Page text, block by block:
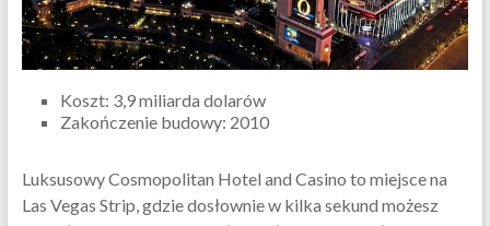
Koszt: 3,9 miliarda dolarów
Zakończenie budowy: 2010
Luksusowy Cosmopolitan Hotel and Casino to miejsce na
Las Vegas Strip, gdzie dosłownie w kilka sekund możesz